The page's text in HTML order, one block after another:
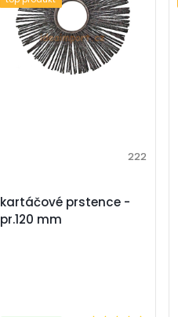
kartáčové prstence -
pr.120 mm
222